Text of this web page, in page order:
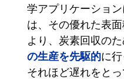
学アプリケーショ
は、その優れた表
より、炭素回収の
の生産を先駆的に
それほど遅れをとっ